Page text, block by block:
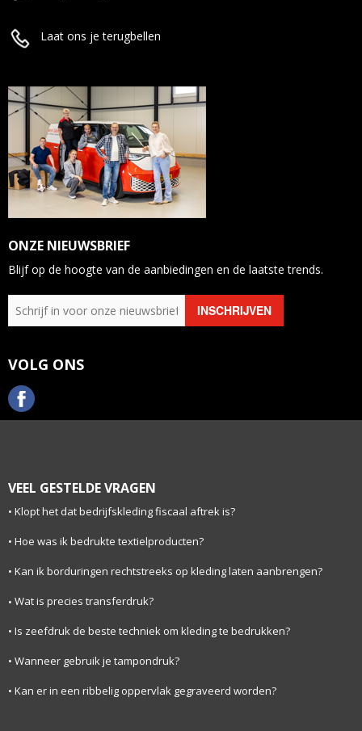
Laat ons je terugbellen
ONZE NIEUWSBRIEF
Blijf op de hoogte van de aanbiedingen en de laatste trends.
VOLG ONS
VEEL GESTELDE VRAGEN
Klopt het dat bedrijfskleding fiscaal aftrek is?
Hoe was ik bedrukte textielproducten?
Kan ik borduringen rechtstreeks op kleding laten aanbrengen?
Wat is precies transferdruk?
Is zeefdruk de beste techniek om kleding te bedrukken?
Wanneer gebruik je tampondruk?
Kan er in een ribbelig oppervlak gegraveerd worden?